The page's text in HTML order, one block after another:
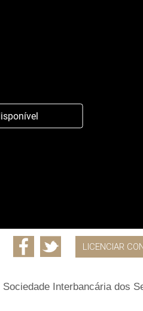
LICENCIAR
Interbancária dos